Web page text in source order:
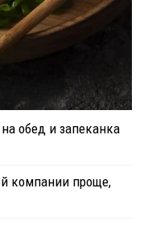
обед и запеканка
компании проще,